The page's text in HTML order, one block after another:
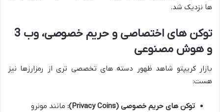
ها نزدیک شد.
توکن های اختصاصی و حریم خصوصی، وب 3
و هوش مصنوعی
بازار کریپتو شاهد ظهور دسته های تخصصی تری از رمزارزها نیز
هست:
توکن های حریم خصوصی (Privacy Coins):
مانند مونرو